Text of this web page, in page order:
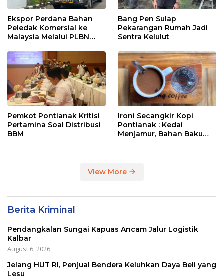
Ekspor Perdana Bahan
Peledak Komersial ke
Malaysia Melalui PLBN
Bang Pen Sulap
Pekarangan Rumah Jadi
Sentra Kelulut
Pemkot Pontianak Kritisi
Pertamina Soal Distribusi
BBM
Ironi Secangkir Kopi
Pontianak : Kedai
Menjamur, Bahan Baku
View More
Berita Kriminal
Pendangkalan Sungai Kapuas Ancam Jalur Logistik
Kalbar
August 6, 2026
Jelang HUT RI, Penjual Bendera Keluhkan Daya Beli yang
Lesu